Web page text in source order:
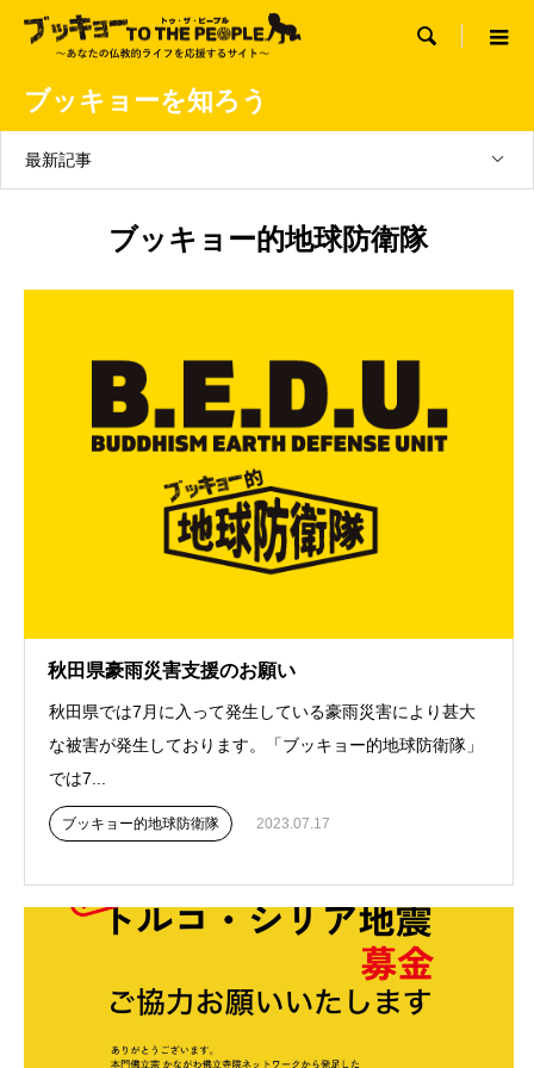

ブッキョーを知ろう
最新記事
ブッキョー的地球防衛隊
秋田県豪雨災害支援のお願い
秋田県では7月に入って発生している豪雨災害により甚大
な被害が発生しております。「ブッキョー的地球防衛隊」
では7...
ブッキョー的地球防衛隊 2023.07.17